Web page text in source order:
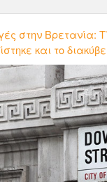
στην Βρετανία:
και το